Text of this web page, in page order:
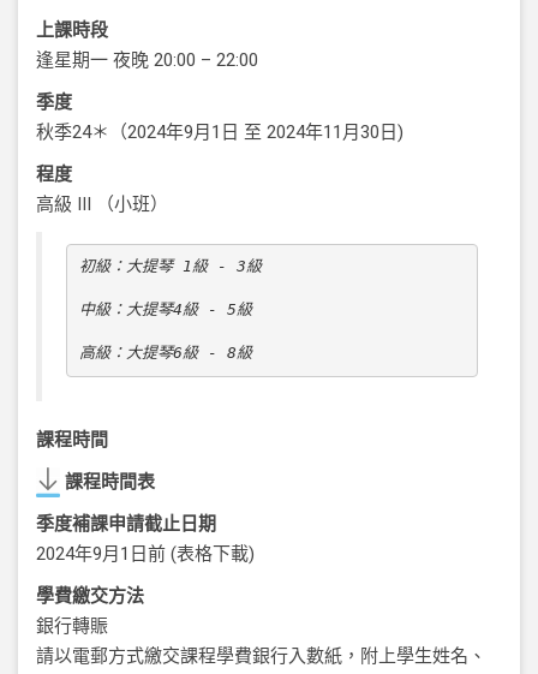
上課時段
逢星期一 夜晚 20:00 – 22:00
季度
秋季24＊（2024年9月1日 至 2024年11月30日)
程度
高級 III （小班）
初級：大提琴 1級 - 3級
中級：大提琴4級 - 5級
高級：大提琴6級 - 8級
課程時間
課程時間表
季度補課申請截止日期
2024年9月1日前 (表格下載)
學費繳交方法
銀行轉賑
請以電郵方式繳交課程學費銀行入數紙，附上學生姓名、